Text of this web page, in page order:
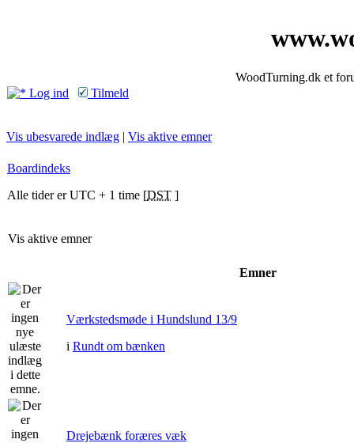
WoodTurning.dk et
Log ind
Tilmeld
Vis ubesvarede indlæg | Vis aktive emner
Boardindeks
Alle tider er UTC + 1 time [DST ]
Vis aktive emner
Emner
Værkstedsmøde i Hundslund 13/9
i Rundt om bænken
Drejebænk foræres væk